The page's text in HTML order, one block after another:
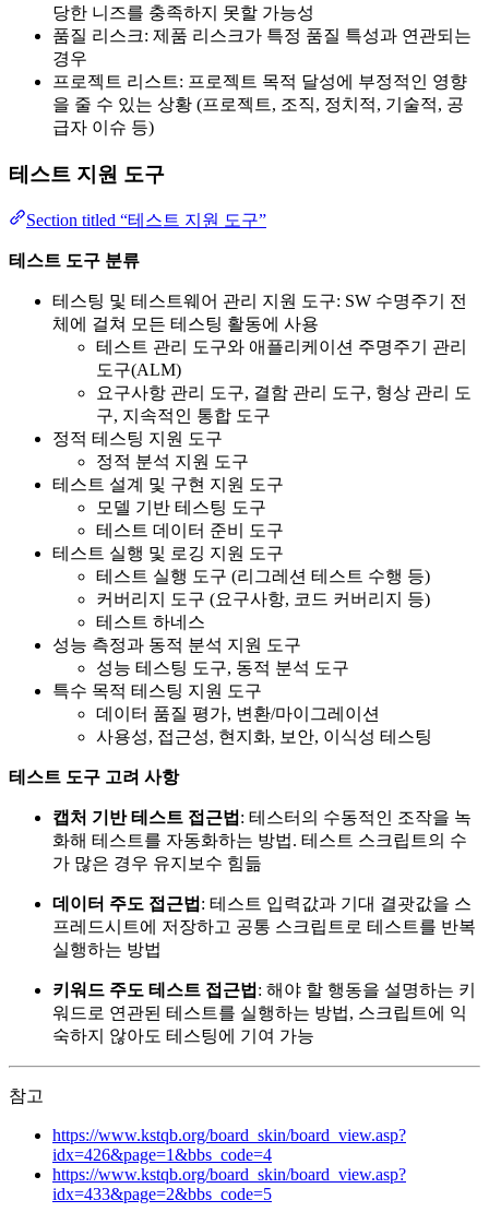
당한 니즈를 충족하지 못할 가능성
품질 리스크: 제품 리스크가 특정 품질 특성과 연관되는
경우
프로젝트 리스트: 프로젝트 목적 달성에 부정적인 영향
을 줄 수 있는 상황 (프로젝트, 조직, 정치적, 기술적, 공
급자 이슈 등)
테스트 지원 도구
Section titled “테스트 지원 도구”
테스트 도구 분류
테스팅 및 테스트웨어 관리 지원 도구: SW 수명주기 전
체에 걸쳐 모든 테스팅 활동에 사용
테스트 관리 도구와 애플리케이션 주명주기 관리
도구(ALM)
요구사항 관리 도구, 결함 관리 도구, 형상 관리 도
구, 지속적인 통합 도구
정적 테스팅 지원 도구
정적 분석 지원 도구
테스트 설계 및 구현 지원 도구
모델 기반 테스팅 도구
테스트 데이터 준비 도구
테스트 실행 및 로깅 지원 도구
테스트 실행 도구 (리그레션 테스트 수행 등)
커버리지 도구 (요구사항, 코드 커버리지 등)
테스트 하네스
성능 측정과 동적 분석 지원 도구
성능 테스팅 도구, 동적 분석 도구
특수 목적 테스팅 지원 도구
데이터 품질 평가, 변환/마이그레이션
사용성, 접근성, 현지화, 보안, 이식성 테스팅
테스트 도구 고려 사항
캡처 기반 테스트 접근법 : 테스터의 수동적인 조작을 녹
화해 테스트를 자동화하는 방법. 테스트 스크립트의 수
가 많은 경우 유지보수 힘듦
데이터 주도 접근법 : 테스트 입력값과 기대 결괏값을 스
프레드시트에 저장하고 공통 스크립트로 테스트를 반복
실행하는 방법
키워드 주도 테스트 접근법 : 해야 할 행동을 설명하는 키
워드로 연관된 테스트를 실행하는 방법, 스크립트에 익
숙하지 않아도 테스팅에 기여 가능
참고
https://www.kstqb.org/board_skin/board_view.asp?
idx=426&page=1&bbs_code=4
https://www.kstqb.org/board_skin/board_view.asp?
idx=433&page=2&bbs_code=5